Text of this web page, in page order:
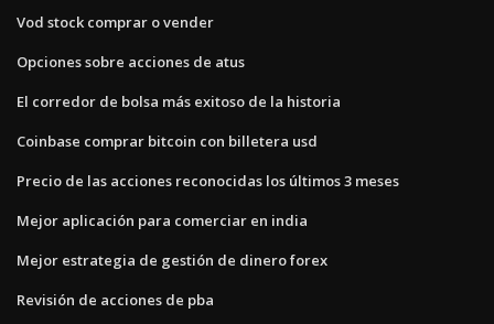
Vod stock comprar o vender
Opciones sobre acciones de atus
El corredor de bolsa más exitoso de la historia
Coinbase comprar bitcoin con billetera usd
Precio de las acciones reconocidas los últimos 3 meses
Mejor aplicación para comerciar en india
Mejor estrategia de gestión de dinero forex
Revisión de acciones de pba